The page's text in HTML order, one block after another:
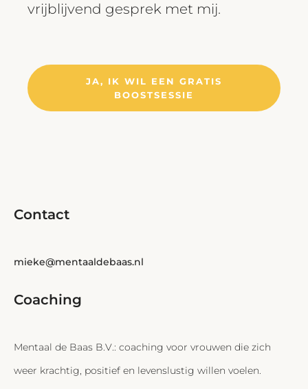
vrijblijvend gesprek met mij.
JA, IK WIL EEN GRATIS
BOOSTSESSIE
Contact
mieke@mentaaldebaas.nl
Coaching
Mentaal de Baas B.V.: coaching voor vrouwen die zich
weer krachtig, positief en levenslustig willen voelen.